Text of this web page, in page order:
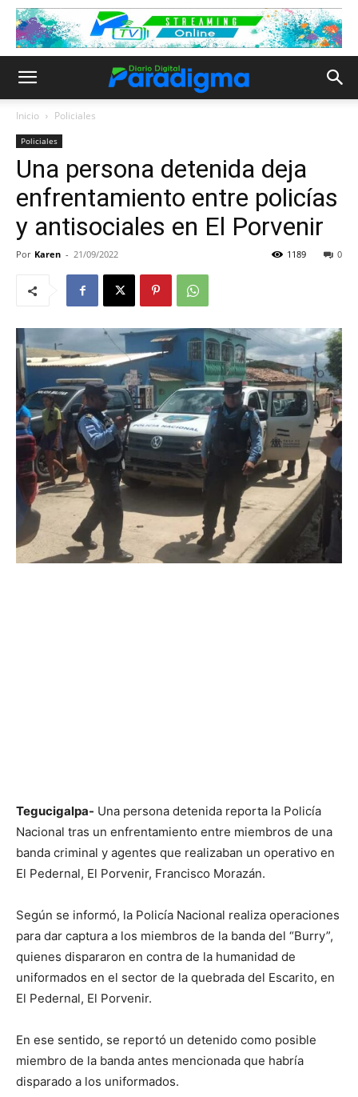
Inicio Policiales
Policiales
Una persona detenida deja
enfrentamiento entre policías
y antisociales en El Porvenir
Por Karen - 21/09/2022 0
1189
Tegucigalpa- Una persona detenida reporta la Policía
Nacional tras un enfrentamiento entre miembros de una
banda criminal y agentes que realizaban un operativo en
El Pedernal, El Porvenir, Francisco Morazán.
Según se informó, la Policía Nacional realiza operaciones
para dar captura a los miembros de la banda del “Burry”,
quienes dispararon en contra de la humanidad de
uniformados en el sector de la quebrada del Escarito, en
El Pedernal, El Porvenir.
En ese sentido, se reportó un detenido como posible
miembro de la banda antes mencionada que habría
disparado a los uniformados.